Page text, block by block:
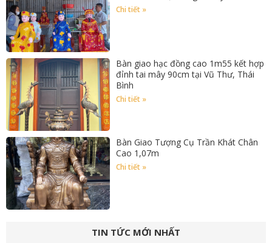
Chi tiết »
Bàn giao hạc đồng cao 1m55 kết hợp
đỉnh tai mây 90cm tại Vũ Thư, Thái
Bình
Chi tiết »
Bàn Giao Tượng Cụ Trần Khát Chân
Cao 1,07m
Chi tiết »
TIN TỨC MỚI NHẤT